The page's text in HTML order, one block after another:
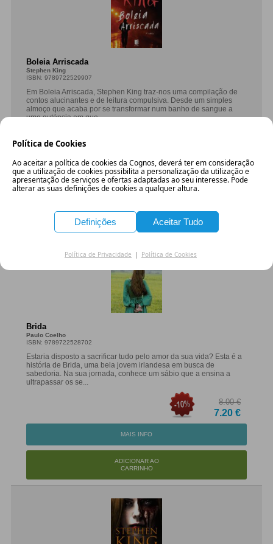
Política de Cookies
Ao aceitar a política de cookies da Cognos, deverá ter em consideração
que a utilização de cookies possibilita a personalização da utilização e
apresentação de serviços e ofertas adaptadas ao seu interesse. Pode
alterar as suas definições de cookies a qualquer altura.
Definições Aceitar Tudo
Política de Privacidade | Política de Cookies
Boleia Arriscada
Stephen King
ISBN: 9789722529907
Em Boleia Arriscada, Stephen King traz-nos uma compilação de
contos alucinantes e de leitura compulsiva. Desde um simples
almoço que acaba por se transformar num banho de sangue a
uma autópsia em que ...
MAIS INFO
Brida
Paulo Coelho
ISBN: 9789722528702
Estaria disposto a sacrificar tudo pelo amor da sua vida? Esta é a
história de Brida, uma bela jovem irlandesa em busca de
sabedoria. Na sua jornada, conhece um sábio que a ensina a
ultrapassar os se...
8.00 €
7.20 €
MAIS INFO
ADICIONAR AO
CARRINHO